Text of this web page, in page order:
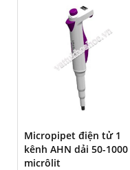
Micropipet điện tử 1
kênh AHN dải 50-1000
micrôlit